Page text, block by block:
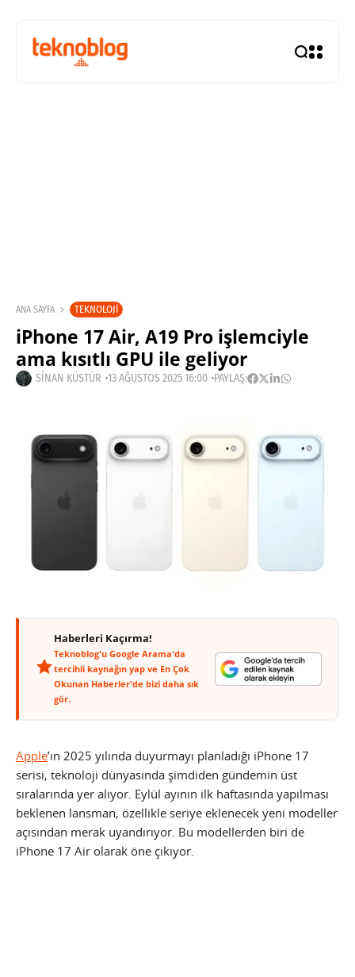
ANA SAYFA TEKNOLOJI
iPhone 17 Air, A19 Pro işlemciyle
ama kısıtlı GPU ile geliyor
SINAN KÜSTÜR 13 AĞUSTOS 2025 16:00 PAYLAŞ:
Haberleri Kaçırma!
Teknoblog'u Google Arama'da
tercihli kaynağın yap ve En Çok
Okunan Haberler'de bizi daha sık
gör.
Apple’ın 2025 yılında duyurmayı planladığı iPhone 17
serisi, teknoloji dünyasında şimdiden gündemin üst
sıralarında yer alıyor. Eylül ayının ilk haftasında yapılması
beklenen lansman, özellikle seriye eklenecek yeni modeller
açısından merak uyandırıyor. Bu modellerden biri de
iPhone 17 Air olarak öne çıkıyor.